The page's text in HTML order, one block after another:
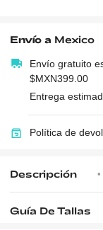
Envío a Mexico
Envío gratuito
$MXN399.00
Entrega
Política de
Descripción
Guía De Tallas